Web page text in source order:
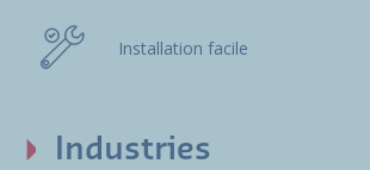
Installation facile
Industries